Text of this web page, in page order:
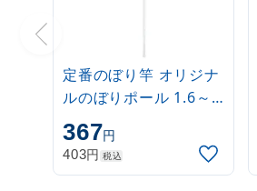
定番のぼり竿 オリジナ
ルのぼりポール 1.6～
3m 伸縮式 白
(30537***)
367円
403円 税込